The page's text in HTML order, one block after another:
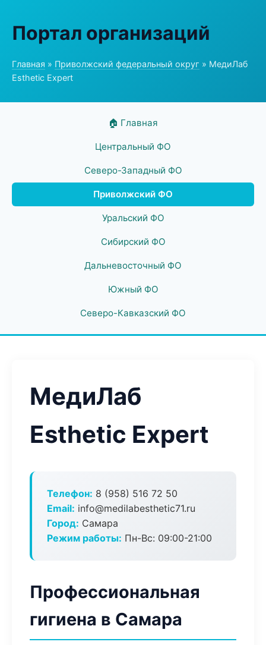
Портал организаций
Главная » Приволжский федеральный округ » МедиЛаб
Esthetic Expert
🏠 Главная
Центральный ФО
Северо-Западный ФО
Приволжский ФО
Уральский ФО
Сибирский ФО
Дальневосточный ФО
Южный ФО
Северо-Кавказский ФО
МедиЛаб
Esthetic Expert
Телефон: 8 (958) 516 72 50
Email: info@medilabesthetic71.ru
Город: Самара
Режим работы: Пн-Вс: 09:00-21:00
Профессиональная
гигиена в Самара